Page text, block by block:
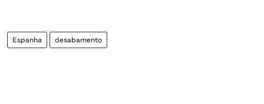
Espanha desabamento